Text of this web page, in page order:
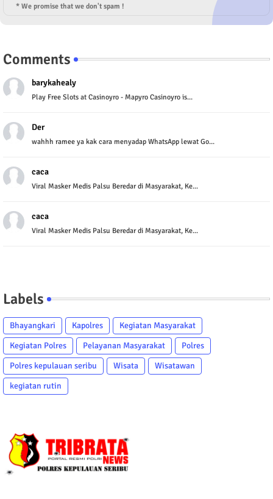
* We promise that we don't spam !
Comments
barykahealy
Play Free Slots at Casinoyro - Mapyro Casinoyro is...
Der
wahhh ramee ya kak cara menyadap WhatsApp lewat Go...
caca
Viral Masker Medis Palsu Beredar di Masyarakat, Ke...
caca
Viral Masker Medis Palsu Beredar di Masyarakat, Ke...
Labels
Bhayangkari Kapolres
Kegiatan Masyarakat
Kegiatan Polres
Pelayanan Masyarakat
Polres
Polres kepulauan seribu
Wisata
Wisatawan
kegiatan rutin